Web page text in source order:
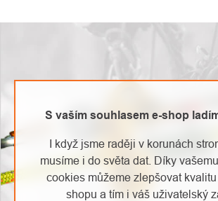
S vaším souhlasem e-shop
I když jsme raději v korunách
musíme i do světa dat. Díky
cookies můžeme zlepšovat
shopu a tím i váš uživatelský